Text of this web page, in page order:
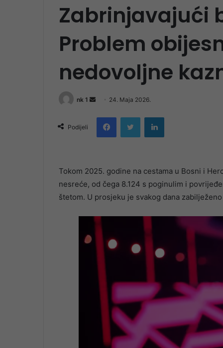
Zabrinjavajući
Problem
nedovoljne
nk 1
Send
email
24. Maja 2026.
Podijeli
FacebookTwitter LinkedIn
Tokom 2025. godine na cestama u Bosni i
nesreće, od čega 8.124 s poginulim i
štetom. U prosjeku je svakog dana